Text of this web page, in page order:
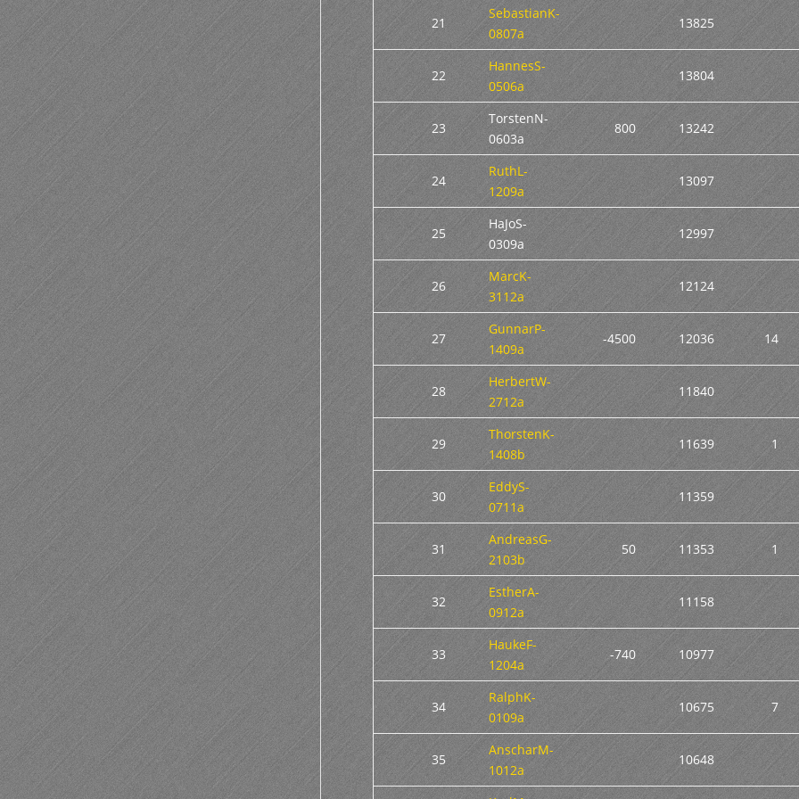
21
SebastianK-
0807a
13825
22
HannesS-
0506a
13804
23
TorstenN-
0603a
800 13242
24
RuthL-
1209a
13097
25
HaJoS-
0309a
12997
26
MarcK-
3112a
12124
27
GunnarP-
1409a
-4500 12036 14
28
HerbertW-
2712a
11840
29
ThorstenK-
1408b
11639 1
30
EddyS-
0711a
11359
31
AndreasG-
2103b
50 11353 1
32
EstherA-
0912a
11158
33
HaukeF-
1204a
-740 10977
34
RalphK-
0109a
10675 7
35
AnscharM-
1012a
10648